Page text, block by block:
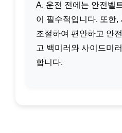
A. 운전 전에는 안전벨
이 필수적입니다. 또한,
조절하여 편안하고 안
고 백미러와 사이드미
합니다.